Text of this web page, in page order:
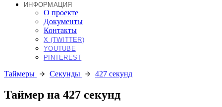
ИНФОРМАЦИЯ
О проекте
Документы
Контакты
X (TWITTER)
YOUTUBE
PINTEREST
Таймеры Секунды 427 секунд
Таймер на 427 секунд